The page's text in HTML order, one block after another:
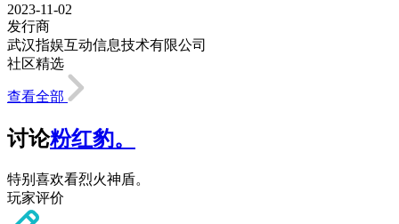
2023-11-02
发行商
武汉指娱互动信息技术有限公司
社区精选
查看全部
讨论粉红豹。
特别喜欢看烈火神盾。
玩家评价